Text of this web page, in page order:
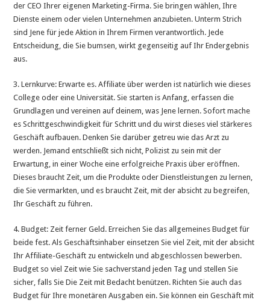
der CEO Ihrer eigenen Marketing-Firma. Sie bringen wählen, Ihre
Dienste einem oder vielen Unternehmen anzubieten. Unterm Strich
sind Jene für jede Aktion in Ihrem Firmen verantwortlich. Jede
Entscheidung, die Sie bumsen, wirkt gegenseitig auf Ihr Endergebnis
aus.
3. Lernkurve: Erwarte es. Affiliate über werden ist natürlich wie dieses
College oder eine Universität. Sie starten is Anfang, erfassen die
Grundlagen und vereinen auf deinem, was Jene lernen. Sofort mache
es Schrittgeschwindigkeit für Schritt und du wirst dieses viel stärkeres
Geschäft aufbauen. Denken Sie darüber getreu wie das Arzt zu
werden. Jemand entschließt sich nicht, Polizist zu sein mit der
Erwartung, in einer Woche eine erfolgreiche Praxis über eröffnen.
Dieses braucht Zeit, um die Produkte oder Dienstleistungen zu lernen,
die Sie vermarkten, und es braucht Zeit, mit der absicht zu begreifen,
Ihr Geschäft zu führen.
4. Budget: Zeit ferner Geld. Erreichen Sie das allgemeines Budget für
beide fest. Als Geschäftsinhaber einsetzen Sie viel Zeit, mit der absicht
Ihr Affiliate-Geschäft zu entwickeln und abgeschlossen bewerben.
Budget so viel Zeit wie Sie sachverstand jeden Tag und stellen Sie
sicher, falls Sie Die Zeit mit Bedacht benützen. Richten Sie auch das
Budget für Ihre monetären Ausgaben ein. Sie können ein Geschäft mit